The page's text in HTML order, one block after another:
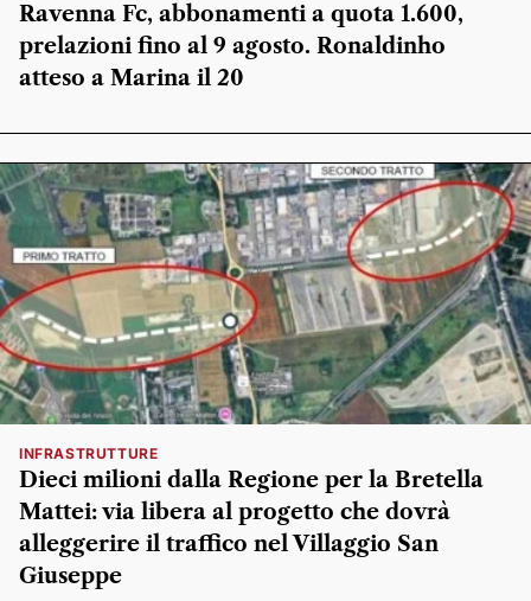
Ravenna Fc, abbonamenti a quota 1.600,
prelazioni fino al 9 agosto. Ronaldinho
atteso a Marina il 20
INFRASTRUTTURE
Dieci milioni dalla Regione per la Bretella
Mattei: via libera al progetto che dovrà
alleggerire il traffico nel Villaggio San
Giuseppe